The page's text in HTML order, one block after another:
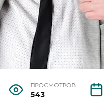
ПРОСМОТРОВ
543